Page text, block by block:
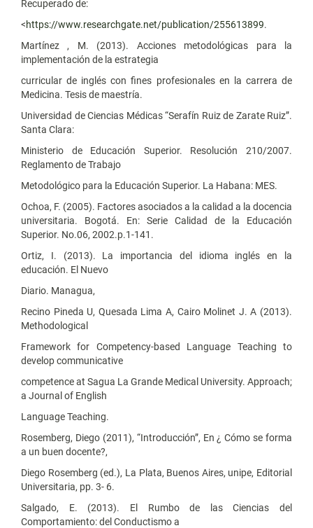
Recuperado de:
<https://www.researchgate.net/publication/255613899.
Martínez , M. (2013). Acciones metodológicas para la
implementación de la estrategia
curricular de inglés con fines profesionales en la carrera de
Medicina. Tesis de maestría.
Universidad de Ciencias Médicas “Serafín Ruiz de Zarate Ruiz”.
Santa Clara:
Ministerio de Educación Superior. Resolución 210/2007.
Reglamento de Trabajo
Metodológico para la Educación Superior. La Habana: MES.
Ochoa, F. (2005). Factores asociados a la calidad a la docencia
universitaria. Bogotá. En: Serie Calidad de la Educación
Superior. No.06, 2002.p.1-141.
Ortiz, I. (2013). La importancia del idioma inglés en la
educación. El Nuevo
Diario. Managua,
Recino Pineda U, Quesada Lima A, Cairo Molinet J. A (2013).
Methodological
Framework for Competency-based Language Teaching to
develop communicative
competence at Sagua La Grande Medical University. Approach;
a Journal of English
Language Teaching.
Rosemberg, Diego (2011), “Introducción”, En ¿ Cómo se forma
a un buen docente?,
Diego Rosemberg (ed.), La Plata, Buenos Aires, unipe, Editorial
Universitaria, pp. 3- 6.
Salgado, E. (2013). El Rumbo de las Ciencias del
Comportamiento: del Conductismo a